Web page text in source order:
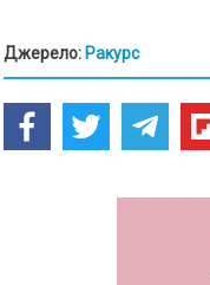
Джерело: Ракурс